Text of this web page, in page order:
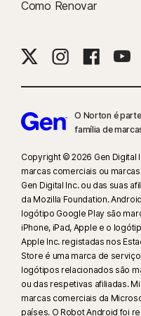
pela PassMark Software e
O modo de ecrã inteiro tem
em inglês em plataformas de
análise manual noutras
um browser suportado. A
com IA (CPU Qualcomm ou Intel
RAM) ou um PC sem IA (CPU
núcleos, 16 GB de RAM). Em
GB de RAM, apenas está
detalhes, consulte
A Proteção Contra Deepfakes
Como Renovar
O Norton é
família de
Copyright © 2026 Gen Digital
marcas comerciais ou
Gen Digital Inc. ou das suas
da Mozilla Foundation.
logótipo Google Play são
iPhone, iPad, Apple e o
Apple Inc. registadas nos
Store é uma marca de
logótipos relacionados são
ou das respetivas afiliadas.
marcas comerciais da
países. O Robot Android foi